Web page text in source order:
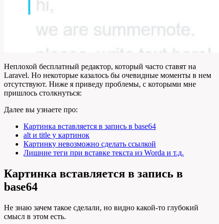
Неплохой бесплатный редактор, который часто ставят на
Laravel. Но некоторые казалось бы очевидные моменты в нем
отсутствуют. Ниже я приведу проблемы, с которыми мне
пришлось столкнуться:
Далее вы узнаете про:
Картинка вставляется в запись в base64
alt и title у картинок
Картинку невозможно сделать ссылкой
Лишние теги при вставке текста из Wordа и т.д.
Картинка вставляется в запись в
base64
Не знаю зачем такое сделали, но видно какой-то глубокий
смысл в этом есть.